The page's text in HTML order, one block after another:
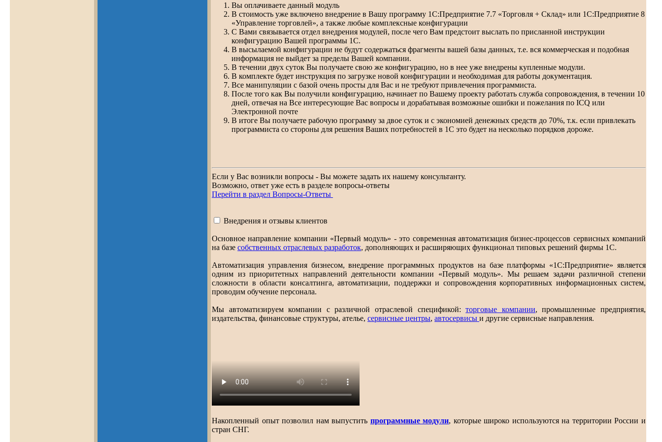
Вы оплачиваете данный модуль
В стоимость уже включено внедрение в Вашу программу 1С:Предприятие 7.7 «Торговля + Склад» или 1С:Предприятие 8
«Управление торговлей», а также любые комплексные конфигурации
С Вами связывается отдел внедрения модулей, после чего Вам предстоит выслать по присланной инструкции
конфигурацию Вашей программы 1С.
В высылаемой конфигурации не будут содержаться фрагменты вашей базы данных, т.е. вся коммерческая и подобная
информация не выйдет за пределы Вашей компании.
В течении двух суток Вы получаете свою же конфигурацию, но в нее уже внедрены купленные модули.
В комплекте будет инструкция по загрузке новой конфигурации и необходимая для работы документация.
Все манипуляции с базой очень просты для Вас и не требуют привлечения программиста.
После того как Вы получили конфигурацию, начинает по Вашему проекту работать служба сопровождения, в течении 10
дней, отвечая на Все интересующие Вас вопросы и дорабатывая возможные ошибки и пожелания по ICQ или
Электронной почте
В итоге Вы получаете рабочую программу за двое суток и с экономией денежных средств до 70%, т.к. если привлекать
программиста со стороны для решения Ваших потребностей в 1С это будет на несколько порядков дороже.
Если у Вас возникли вопросы - Вы можете задать их нашему консультанту.
Возможно, ответ уже есть в разделе вопросы-ответы
Перейти в раздел Вопросы-Ответы
Внедрения и отзывы клиентов
Основное направление компании «Первый модуль» - это современная автоматизация бизнес-процессов сервисных компаний
на базе собственных отраслевых разработок, дополняющих и расширяющих функционал типовых решений фирмы 1С.
Автоматизация управления бизнесом, внедрение программных продуктов на базе платформы «1С:Предприятие» является
одним из приоритетных направлений деятельности компании «Первый модуль». Мы решаем задачи различной степени
сложности в области консалтинга, автоматизации, поддержки и сопровождения корпоративных информационных систем,
проводим обучение персонала.
Мы автоматизируем компании с различной отраслевой спецификой:торговые компании, промышленные предприятия,
издательства, финансовые структуры, ателье, сервисные центры, автосервисы и другие сервисные направления.
Накопленный опыт позволил нам выпустить программные модули, которые широко используются на территории России и
стран СНГ.